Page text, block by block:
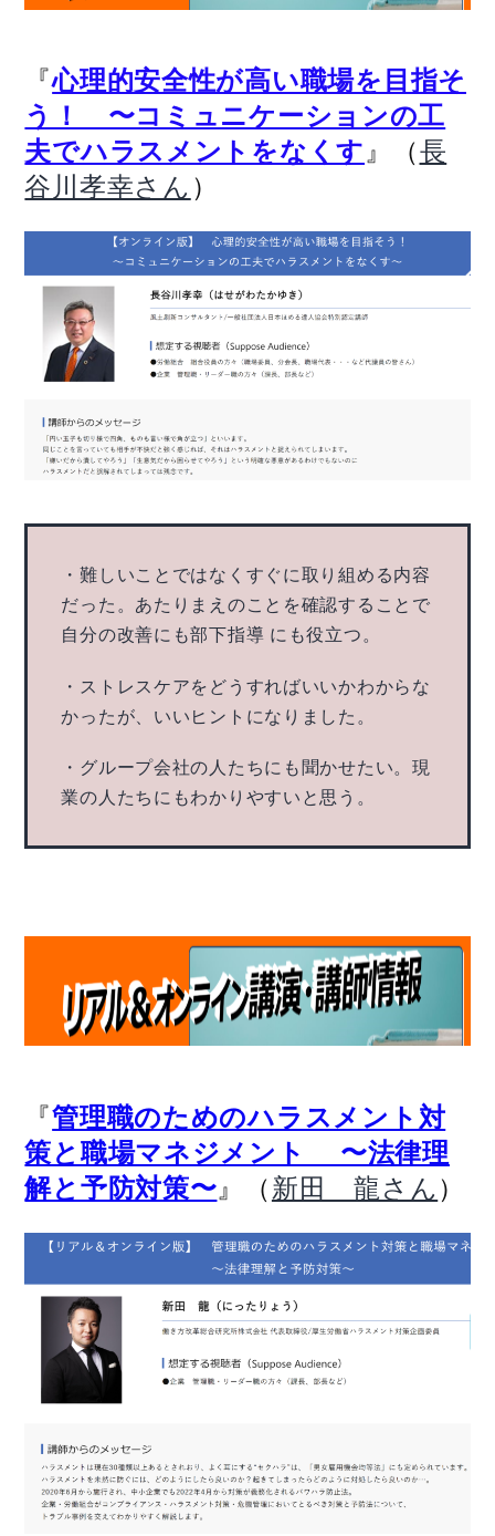
『心理的安全性が高い職場を目指そ
う！ 〜コミュニケーションの工
夫でハラスメントをなくす 』（長
谷川孝幸さん ）
・難しいことではなくすぐに取り組める内容
だった。あたりまえのことを確認することで
自分の改善にも部下指導 にも役立つ。
・ストレスケアをどうすればいいかわからな
かったが、いいヒントになりました。
・グループ会社の人たちにも聞かせたい。現
業の人たちにもわかりやすいと思う。
『管理職のためのハラスメント対
策と職場マネジメント 〜法律理
解と予防対策〜 』（新田 龍さん ）